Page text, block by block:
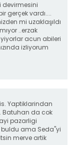
devirmesini
gerçek vardı....
mi uzaklaşıldı
..erzak
acun abileri
izliyorum
Yaptiklarindan
Batuhan da cok
pazarligi
ama Seda"yi
merve artik